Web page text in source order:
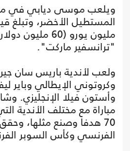
ويلعب موسى ديابي في
مليون يورو (60
"ترانسفير ماركت".
ولعب لأندية باريس سان
وكروتوني الإيطالي وباير
مباراة مع مختلف الأندية
70 هدفا وصنع مثلها،
الفرنسي وكأس السوبر